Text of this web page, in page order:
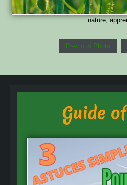
nature,
Previous Photo
Guide